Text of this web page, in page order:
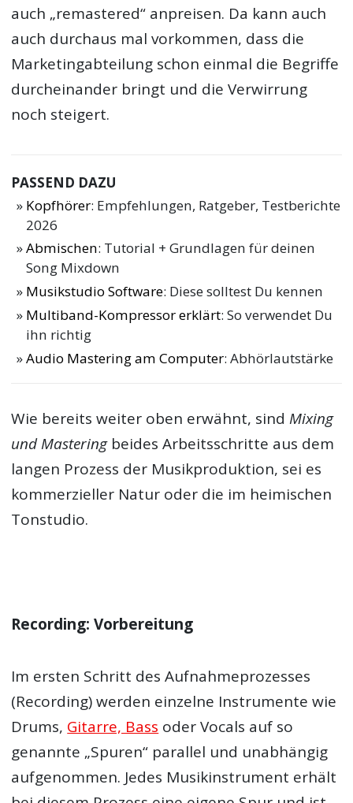
auch „remastered“ anpreisen. Da kann auch
auch durchaus mal vorkommen, dass die
Marketingabteilung schon einmal die Begriffe
durcheinander bringt und die Verwirrung
noch steigert.
PASSEND DAZU
Kopfhörer: Empfehlungen, Ratgeber, Testberichte
2026
Abmischen: Tutorial + Grundlagen für deinen
Song Mixdown
Musikstudio Software: Diese solltest Du kennen
Multiband-Kompressor erklärt: So verwendet Du
ihn richtig
Audio Mastering am Computer: Abhörlautstärke
Wie bereits weiter oben erwähnt, sindMixing
und Masteringbeides Arbeitsschritte aus dem
langen Prozess der Musikproduktion, sei es
kommerzieller Natur oder die im heimischen
Tonstudio.
Recording: Vorbereitung
Im ersten Schritt des Aufnahmeprozesses
(Recording) werden einzelne Instrumente wie
Drums, Gitarre, Bass oder Vocals auf so
genannte „Spuren“ parallel und unabhängig
aufgenommen. Jedes Musikinstrument erhält